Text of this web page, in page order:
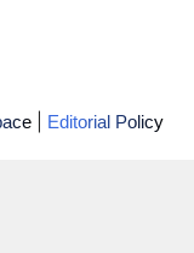
Editorial Policy